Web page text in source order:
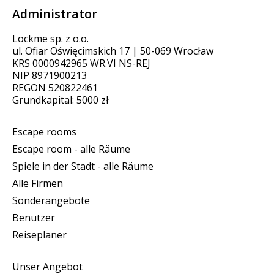
Administrator
Lockme sp. z o.o.
ul. Ofiar Oświęcimskich 17 | 50-069 Wrocław
KRS 0000942965 WR.VI NS-REJ
NIP 8971900213
REGON 520822461
Grundkapital: 5000 zł
Escape rooms
Escape room - alle Räume
Spiele in der Stadt - alle Räume
Alle Firmen
Sonderangebote
Benutzer
Reiseplaner
Unser Angebot